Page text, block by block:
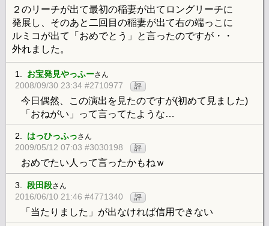
２のリーチが出て最初の稲妻が出てロングリーチに
発展し、そのあと二回目の稲妻が出て右の端っこに
ルミコが出て「おめでとう」と言ったのですが・・
外れました。
1. お宝発見やっふーさん
2008/09/30 23:34 #2710977 評
今日偶然、この演出を見たのですが(初めて見ました)
「おねがい」って言ってたような…
2. はっひっふっさん
2009/05/12 07:03 #3030198 評
おめでたい人って言ったかもねｗ
3. 段田段さん
2016/06/10 21:46 #4771340 評
「当たりました」が出なければ信用できない